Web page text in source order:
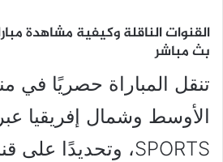
القنوات الناقلة وكيفية مشاهدة
بث مباشر
تنقل المباراة حصريًا في